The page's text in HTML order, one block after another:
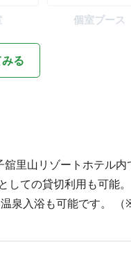
個室ブース
る
里山リゾートホテル
しての貸切利用も可能
泉入浴も可能です。